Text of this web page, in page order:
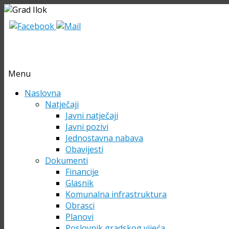
Menu
Skip Naslovna
Natječaji
Javni natječaji
Javni pozivi
Jednostavna nabava
Obavijesti
Dokumenti
Financije
Glasnik
Komunalna infrastruktura
Obrasci
Planovi